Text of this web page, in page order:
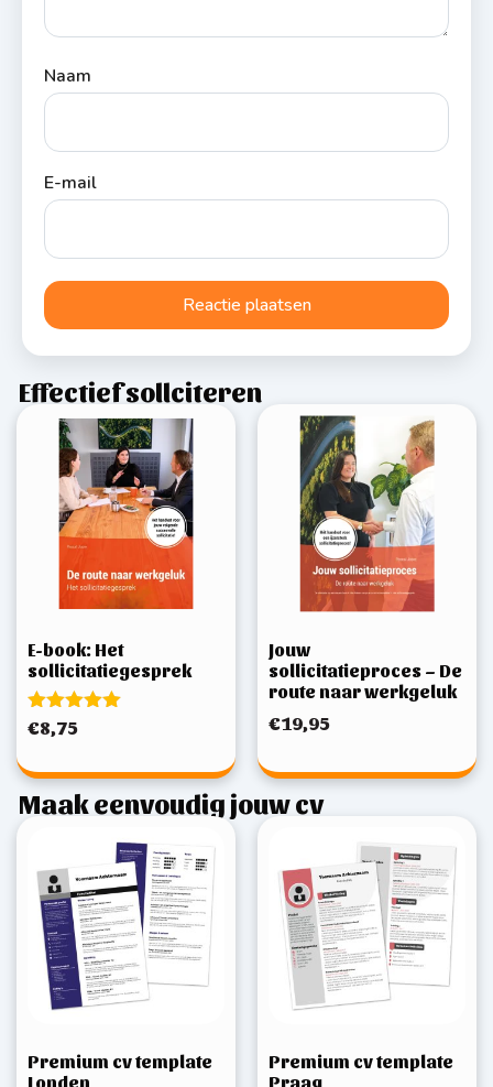
Naam
E-mail
Effectief sollciteren
E-book: Het
sollicitatiegesprek
Gewaardeerd
5.00
€8,75
Jouw
sollicitatieproces – De
route naar werkgeluk
€19,95
Maak eenvoudig jouw cv
Premium cv template
Londen
Premium cv template
Praag